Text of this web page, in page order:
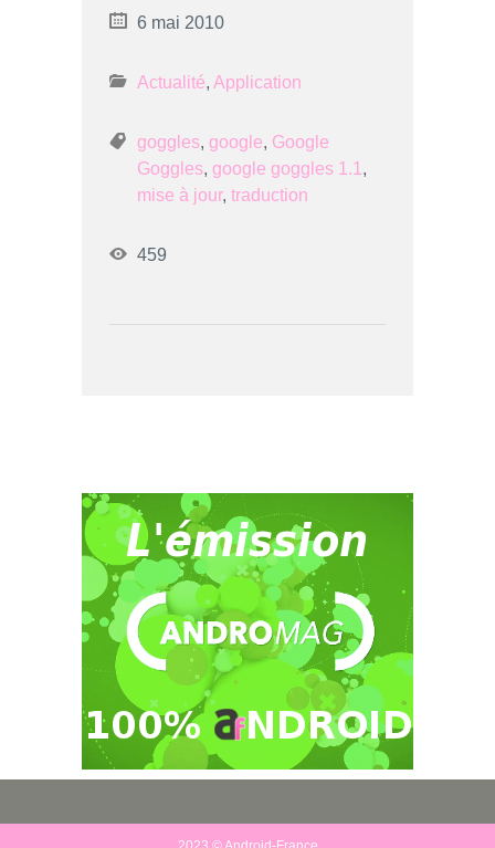
6 mai 2010
Actualité, Application
goggles, google, Google
Goggles, google goggles 1.1 ,
mise à jour, traduction
459